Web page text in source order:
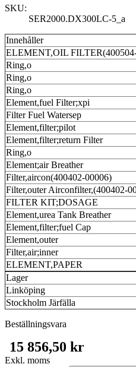
SKU:
SER2000.DX300LC-5_a
Innehåller
ELEMENT,OIL
Ring,o
Ring,o
Ring,o
Element,fuel Filter;xpi
Filter Fuel Watersep
Element,filter;pilot
Element,filter;return Filter
Ring,o
Element;air Breather
Filter,aircon(400402-00006)
Filter,outer Airconfilter,(400402-
FILTER KIT;DOSAGE
Element,urea Tank Breather
Element,filter;fuel Cap
Element,outer
Filter,air;inner
ELEMENT,PAPER
Lager
Linköping
Stockholm Järfälla
Beställningsvara
15 856,50 kr
Exkl. moms